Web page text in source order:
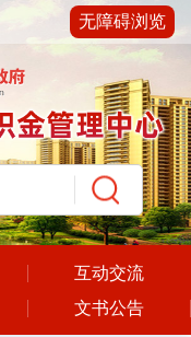
无障碍浏览
互动交流
文书公告